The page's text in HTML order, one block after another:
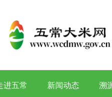
进五常 新闻动态 溯